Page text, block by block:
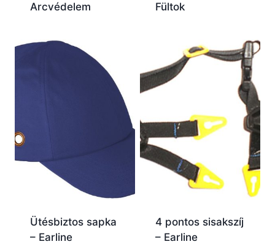
Arcvédelem
Fültok
Ütésbiztos sapka
– Earline
4 pontos sisakszíj
– Earline